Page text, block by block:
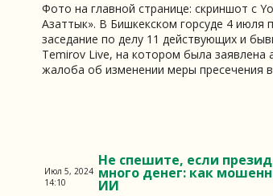
Фото на главной странице: скриншот с
Азаттык». В Бишкекском горсуде 4 июля
заседание по делу 11 действующих и
Temirov Live, на котором была заявлена
жалоба об изменении меры пресечения
Не спешите, если
много денег: как
ИИ
Июл 5, 2024
14:10